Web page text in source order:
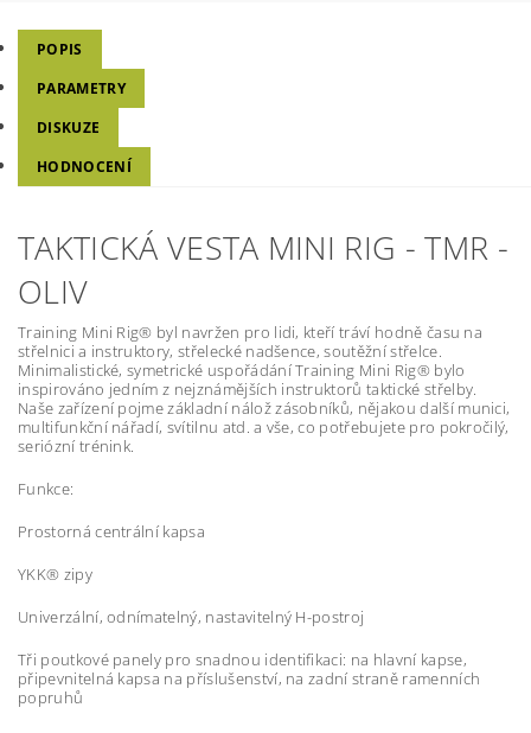
POPIS
PARAMETRY
DISKUZE
HODNOCENÍ
TAKTICKÁ VESTA MINI RIG - TMR -
OLIV
Training Mini Rig® byl navržen pro lidi, kteří tráví hodně času na
střelnici a instruktory, střelecké nadšence, soutěžní střelce.
Minimalistické, symetrické uspořádání Training Mini Rig® bylo
inspirováno jedním z nejznámějších instruktorů taktické střelby.
Naše zařízení pojme základní nálož zásobníků, nějakou další munici,
multifunkční nářadí, svítilnu atd. a vše, co potřebujete pro pokročilý,
seriózní trénink.
Funkce:
Prostorná centrální kapsa
YKK® zipy
Univerzální, odnímatelný, nastavitelný H-postroj
Tři poutkové panely pro snadnou identifikaci: na hlavní kapse,
připevnitelná kapsa na příslušenství, na zadní straně ramenních
popruhů